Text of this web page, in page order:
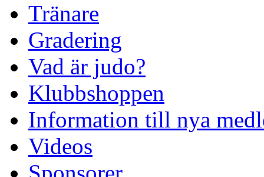
Tränare
Gradering
Vad är judo?
Klubbshoppen
Information till nya
Videos